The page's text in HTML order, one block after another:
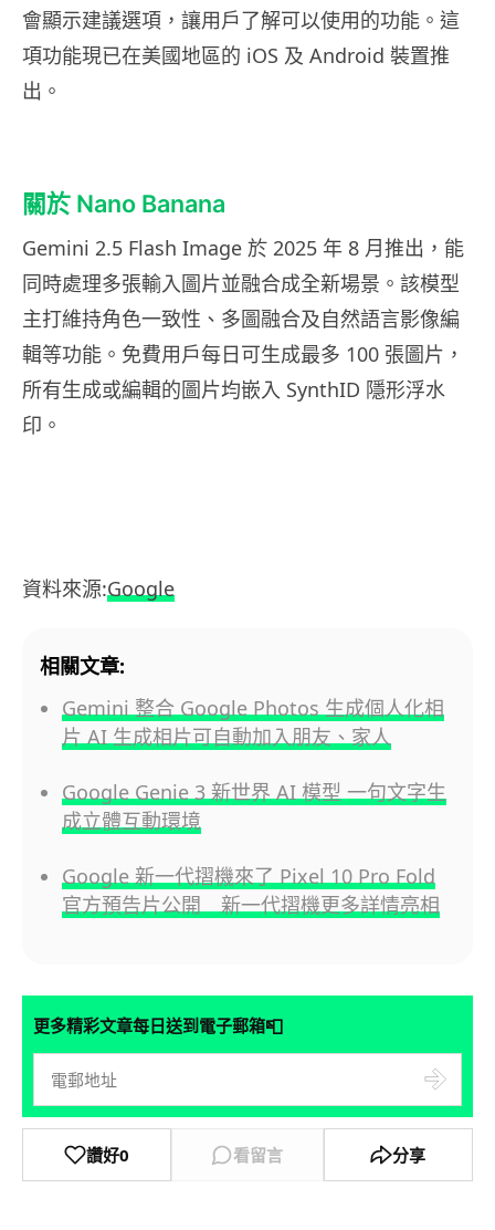
會顯示建議選項，讓用戶了解可以使用的功能。這
項功能現已在美國地區的 iOS 及 Android 裝置推
出。
關於 Nano Banana
Gemini 2.5 Flash Image 於 2025 年 8 月推出，能
同時處理多張輸入圖片並融合成全新場景。該模型
主打維持角色一致性、多圖融合及自然語言影像編
輯等功能。免費用戶每日可生成最多 100 張圖片，
所有生成或編輯的圖片均嵌入 SynthID 隱形浮水
印。
資料來源:Google
相關文章:
Gemini 整合 Google Photos 生成個人化相
片 AI 生成相片可自動加入朋友、家人
Google Genie 3 新世界 AI 模型 一句文字生
成立體互動環境
Google 新一代摺機來了 Pixel 10 Pro Fold
官方預告片公開 新一代摺機更多詳情亮相
更多精彩文章每日送到電子郵箱📮
讚好0 看留言 分享